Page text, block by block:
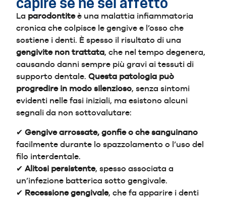
La parodontiteè una malattia infiammatoria
cronica che colpisce le gengive e l’osso che
sostiene i denti. È spesso il risultato di una
gengivite non trattata, che nel tempo degenera,
causando danni sempre più gravi ai tessuti di
supporto dentale. Questa patologia può
progredire in modo silenzioso, senza sintomi
evidenti nelle fasi iniziali, ma esistono alcuni
segnali da non sottovalutare:
✔ Gengive arrossate, gonfie o che sanguinano
facilmente durante lo spazzolamento o l’uso del
filo interdentale.
✔ Alitosi persistente, spesso associata a
un’infezione batterica sotto gengivale.
✔ Recessione gengivale, che fa apparire i denti